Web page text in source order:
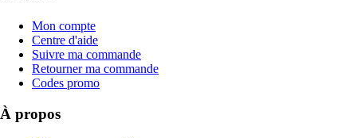
Mon compte
Centre d'aide
Suivre ma commande
Retourner ma commande
Codes promo
À propos